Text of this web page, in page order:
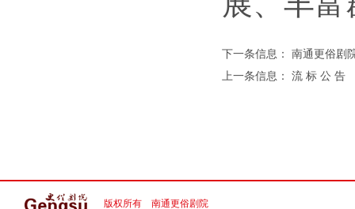
下一条信息： 南通更俗剧
上一条信息： 流 标 公 告
版权所有 南通更俗剧院